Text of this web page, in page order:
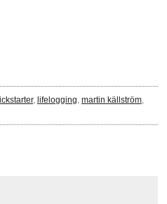
, lifelogging martin källström